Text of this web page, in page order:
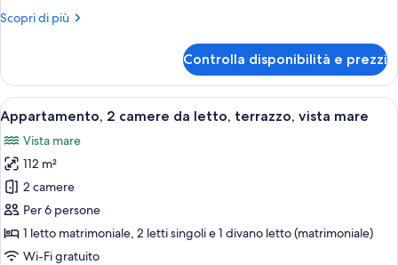
letto,
mare
Scopri di più
Altri
1
camera
da
letto,
terrazzo,
vista
mare
Controlla disponibilità e prezzi
Apri
tutte
le
foto
per
Appartamento,
2
camere
Camera d'albergo con un grande
7
Appartamento, 2 camere da letto, terrazzo, vista mare
Vista mare
112 m²
2 camere
Per 6 persone
1 letto matrimoniale, 2 letti singoli e 1 divano letto (matrimoniale)
Wi-Fi gratuito